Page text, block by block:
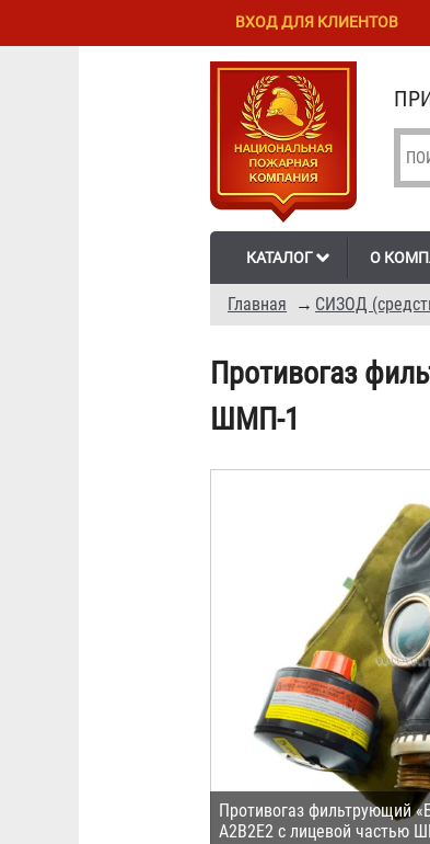
Перейти к
содержанию
Skip to
КАТАЛОГ О
Главная → СИЗОД
ВХОД ДЛЯ КЛИЕНТОВ
Противогаз
ШМП-1
Противогаз фильтрующий
A2B2E2 с лицевой частью